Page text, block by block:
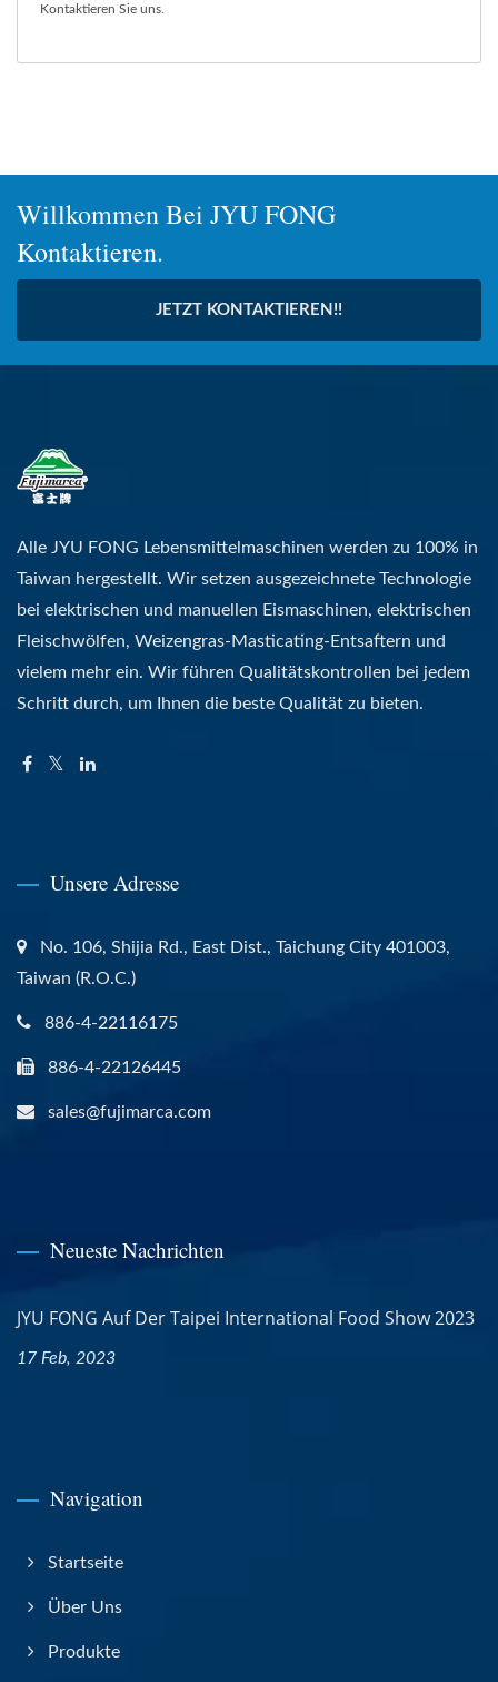
Kontaktieren Sie uns
Willkommen Bei JYU FONG
Kontaktieren.
JETZT KONTAKTIEREN!!
Alle JYU FONG Lebensmittelmaschinen werden zu 100% in
Taiwan hergestellt. Wir setzen ausgezeichnete Technologie
bei elektrischen und manuellen Eismaschinen, elektrischen
Fleischwölfen, Weizengras-Masticating-Entsaftern und
vielem mehr ein. Wir führen Qualitätskontrollen bei jedem
Schritt durch, um Ihnen die beste Qualität zu bieten.
Unsere Adresse
No. 106, Shijia Rd., East Dist., Taichung City 401003,
Taiwan (R.O.C.)
886-4-22116175
886-4-22126445
sales@fujimarca.com
Neueste Nachrichten
JYU FONG Auf Der Taipei International Food Show 2023
17 Feb, 2023
Navigation
Startseite
Über Uns
Produkte